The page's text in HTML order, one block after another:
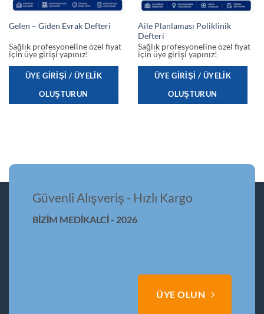
Gelen – Giden Evrak Defteri
Sağlık profesyoneline özel fiyat
için üye girişi yapınız!
ÜYE GIRIŞI / ÜYELIK
OLUŞTURUN
Aile Planlaması Poliklinik
Defteri
Sağlık profesyoneline özel fiyat
için üye girişi yapınız!
ÜYE GIRIŞI / ÜYELIK
OLUŞTURUN
Güvenli Alışveriş - Hızlı Kargo
BİZİM MEDİKALCİ - 2026
ÜYE OLUN